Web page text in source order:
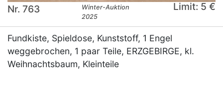
Nr. 763
Winter-Auktion
2025
Limit: 5 €
Fundkiste, Spieldose, Kunststoff, 1 Engel
weggebrochen, 1 paar Teile, ERZGEBIRGE, kl.
Weihnachtsbaum, Kleinteile